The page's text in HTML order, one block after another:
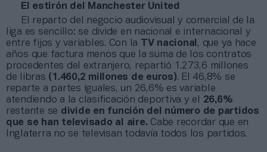
El estirón del Manchester United
El reparto del negocio audiovisual y comercial de la
liga es sencillo: se divide en nacional e internacional y
entre fijos y variables. Con la
TV nacional , que ya hace
años que factura menos que la suma de los contratos
procedentes del extranjero, repartió 1.273,6 millones
de libras (1.460,2 millones de euros). El 46,8% se
reparte a partes iguales, un 26,6% es variable
atendiendo a la clasificación deportiva y el 26,6%
restante se divide en función del número de partidos
que se han televisado al aire. Cabe recordar que en
Inglaterra no se televisan todavía todos los partidos.